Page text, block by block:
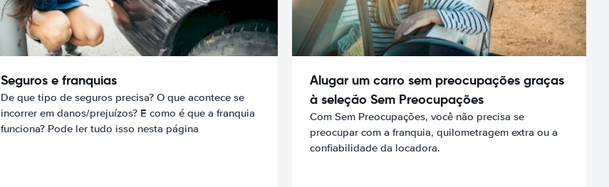
Seguros e franquias
De que tipo de seguros precisa? O que acontece se
incorrer em danos/prejuízos? E como é que a franquia
funciona? Pode ler tudo isso nesta página
Alugar um carro sem preocupações graças
à seleção Sem Preocupações
Com Sem Preocupações, você não precisa se
preocupar com a franquia, quilometragem extra ou a
confiabilidade da locadora.